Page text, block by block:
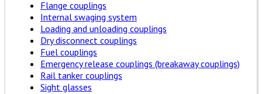
Flange couplings
Internal swaging system
Loading and unloading couplings
Dry disconnect couplings
Fuel couplings
Emergency release couplings (breakaway couplings)
Rail tanker couplings
Sight glasses